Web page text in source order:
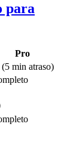
para
Pro
(5 min atraso)